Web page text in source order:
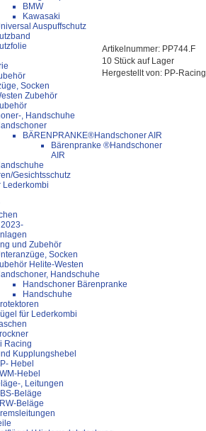
BMW
Kawasaki
Auspuffschutz
Socken
Zubehör
, Handschuhe
BÄRENPRANKE®Handschoner AIR
Bärenpranke ®Handschoner
AIR
Gesichtsschutz
Lederkombi
und Zubehör
Socken
Helite-Westen
Handschuhe
Handschoner Bärenpranke
Handschuhe
für Lederkombi
Racing
Kupplungshebel
Hebel
Hebel
, Leitungen
Beläge
Beläge
Artikelnummer: PP744.F
10 Stück auf Lager
Hergestellt von: PP-Racing